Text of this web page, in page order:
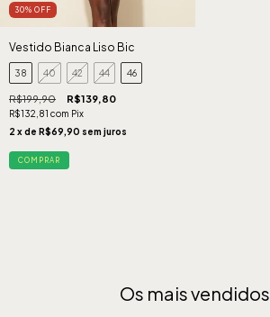
30% OFF
Vestido Bianca Liso Bic
38 40 42 44 46
R$199,90 R$139,80
R$132,81 com Pix
2 x de R$69,90 sem juros
COMPRAR
Os mais vendidos